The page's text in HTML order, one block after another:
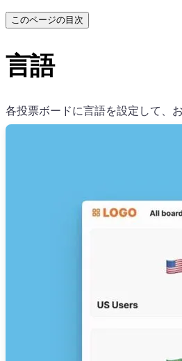
このページの目次
言語
各投票ボードに言語を設定して、